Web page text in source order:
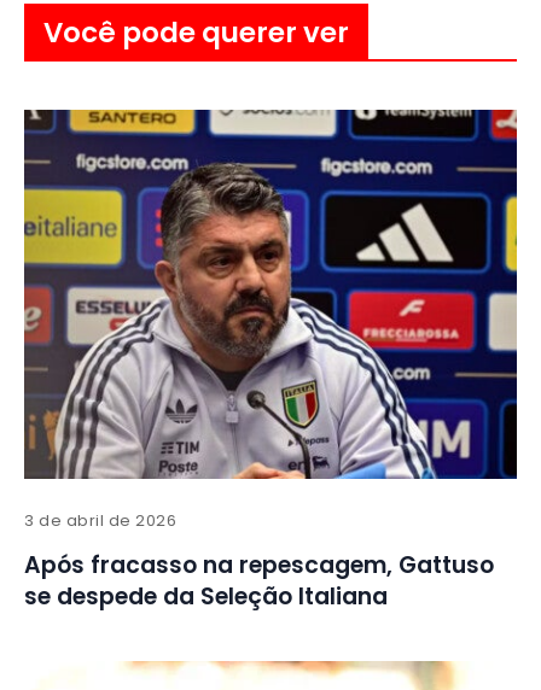
Você pode querer ver
3 de abril de 2026
Após fracasso na repescagem, Gattuso
se despede da Seleção Italiana